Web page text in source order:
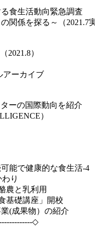
食生活動向緊急調査
関係を探る～（2021.7
）
アーカイブ
ーの国際動向を紹介
）
能で健康的な食生活-4
り
農と乳利用
基礎講座」開校
(成果物）の紹介
◇